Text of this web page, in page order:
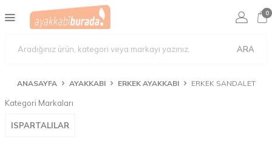
ARA
0
ANASAYFA AYAKKABI ERKEK AYAKKABI ERKEK SANDALET
Kategori Markaları
ISPARTALILAR